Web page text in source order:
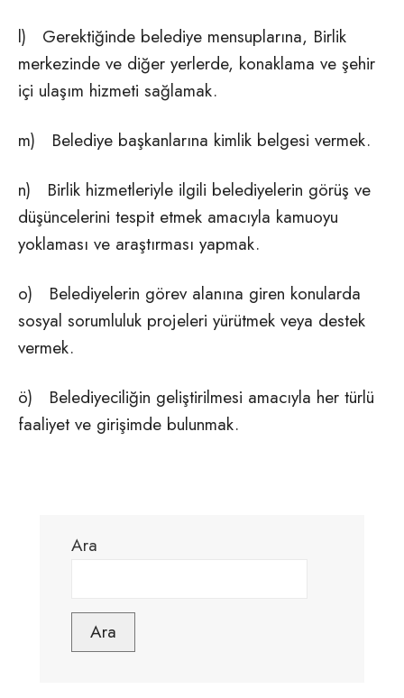
l) Gerektiğinde belediye mensuplarına, Birlik
merkezinde ve diğer yerlerde, konaklama ve şehir
içi ulaşım hizmeti sağlamak.
m) Belediye başkanlarına kimlik belgesi vermek.
n) Birlik hizmetleriyle ilgili belediyelerin görüş ve
düşüncelerini tespit etmek amacıyla kamuoyu
yoklaması ve araştırması yapmak.
o) Belediyelerin görev alanına giren konularda
sosyal sorumluluk projeleri yürütmek veya destek
vermek.
ö) Belediyeciliğin geliştirilmesi amacıyla her türlü
faaliyet ve girişimde bulunmak.
Ara
Ara